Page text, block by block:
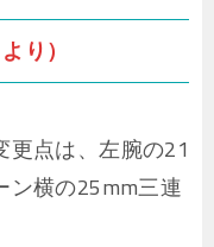
り）
点は、左腕の21
横の25mm三連